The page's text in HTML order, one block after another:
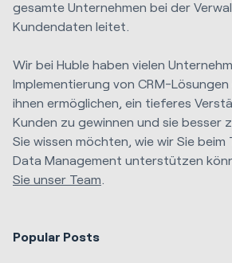
gesamte Unternehmen bei der
Kundendaten leitet.
Wir bei Huble haben vielen
Implementierung von CRM-
ihnen ermöglichen, ein tieferes
Kunden zu gewinnen und sie besser
Sie wissen möchten, wie wir Sie
Data Management unterstützen
Sie unser Team
Popular Posts